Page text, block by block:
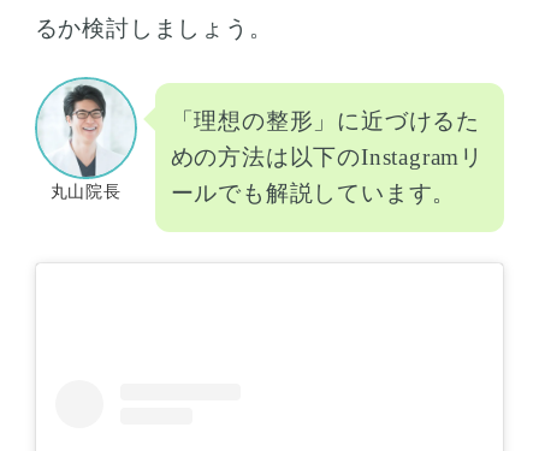
るか検討しましょう。
丸山院長
「理想の整形」に近づけるた
めの方法は以下のInstagramリ
ールでも解説しています。